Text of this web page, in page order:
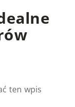
ten wpis